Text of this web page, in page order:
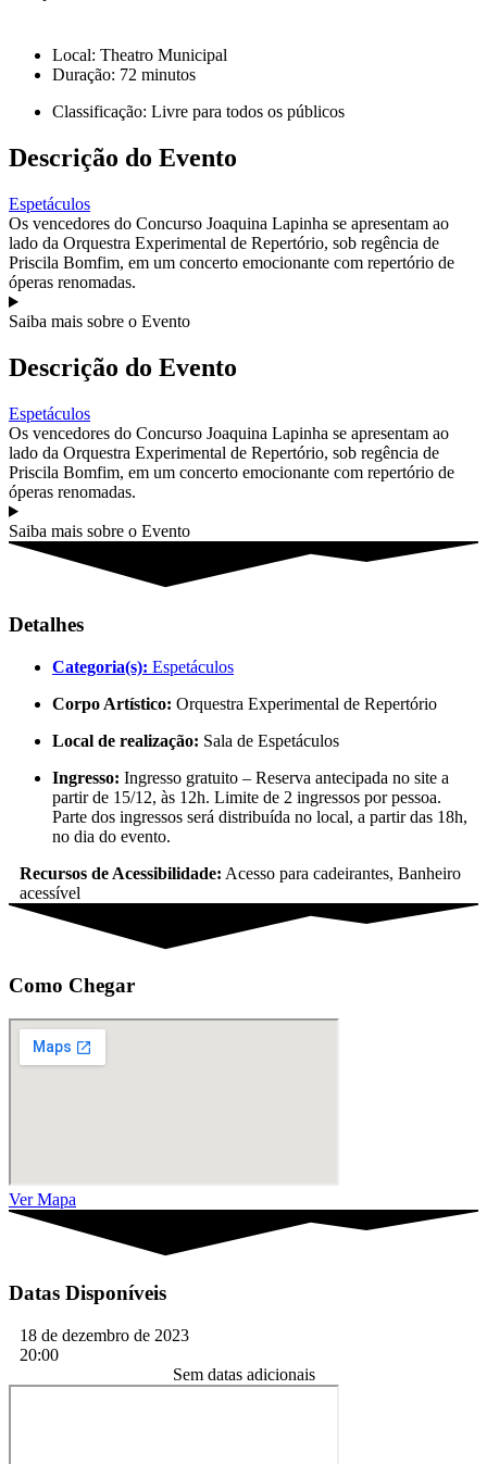
Local: Theatro Municipal
Duração: 72 minutos
Classificação: Livre para todos os públicos
Descrição do Evento
Espetáculos
Os vencedores do Concurso Joaquina Lapinha se apresentam ao
lado da Orquestra Experimental de Repertório, sob regência de
Priscila Bomfim, em um concerto emocionante com repertório de
óperas renomadas.
Saiba mais sobre o Evento
Descrição do Evento
Espetáculos
Os vencedores do Concurso Joaquina Lapinha se apresentam ao
lado da Orquestra Experimental de Repertório, sob regência de
Priscila Bomfim, em um concerto emocionante com repertório de
óperas renomadas.
Saiba mais sobre o Evento
Detalhes
Categoria(s): Espetáculos
Corpo Artístico: Orquestra Experimental de Repertório
Local de realização: Sala de Espetáculos
Ingresso: Ingresso gratuito – Reserva antecipada no site a
partir de 15/12, às 12h. Limite de 2 ingressos por pessoa.
Parte dos ingressos será distribuída no local, a partir das 18h,
no dia do evento.
Recursos de Acessibilidade: Acesso para cadeirantes, Banheiro
acessível
Como Chegar
Ver Mapa
Datas Disponíveis
18 de dezembro de 2023
20:00
Sem datas adicionais